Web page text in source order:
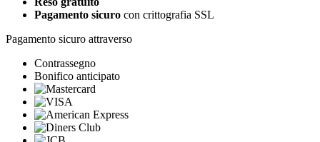
Pagamento sicuro con crittografia SSL
Pagamento sicuro attraverso
Contrassegno
Bonifico anticipato